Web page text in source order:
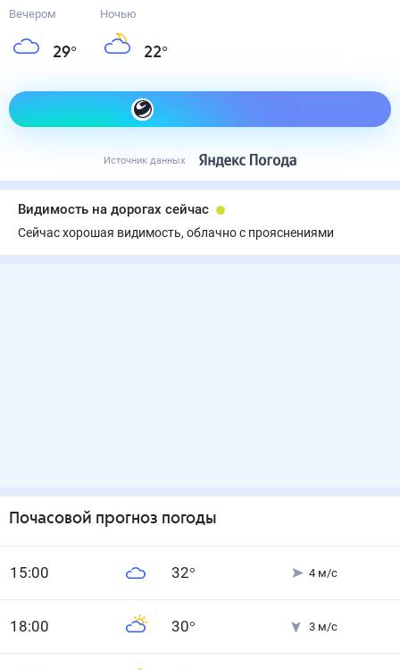
Вечером
29°
Ночью
22°
Как одеться сегодня
Источник данных
Видимость на дорогах сейчас
Сейчас хорошая видимость, облачно с прояснениями
Почасовой прогноз погоды
15:00 32° 4 м/с
18:00 30° 3 м/с